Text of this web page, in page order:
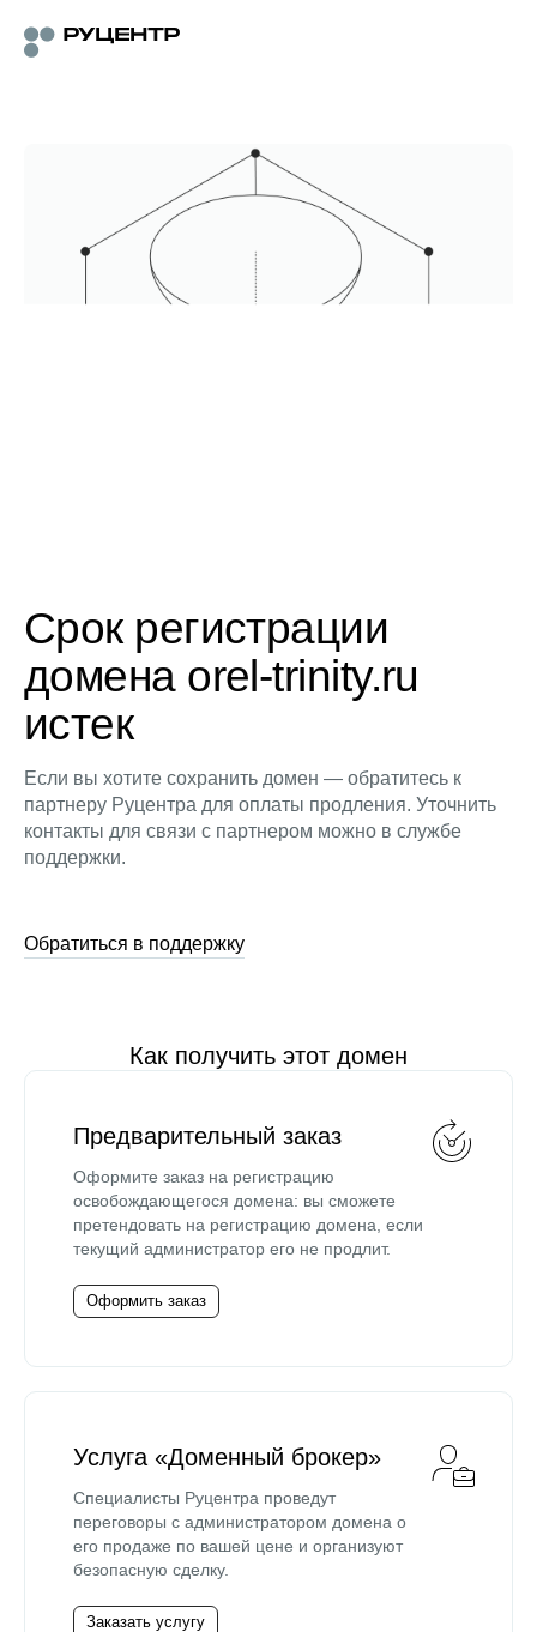
Срок регистрации
домена orel-trinity.ru
истек
Если вы хотите сохранить домен — обратитесь к
партнеру Руцентра для оплаты продления. Уточнить
контакты для связи с партнером можно в службе
поддержки.
Обратиться в поддержку
Как получить этот домен
Предварительный заказ
Оформите заказ на регистрацию
освобождающегося домена: вы сможете
претендовать на регистрацию домена, если
текущий администратор его не продлит.
Оформить заказ
Услуга «Доменный брокер»
Специалисты Руцентра проведут
переговоры с администратором домена о
его продаже по вашей цене и организуют
безопасную сделку.
Заказать услугу